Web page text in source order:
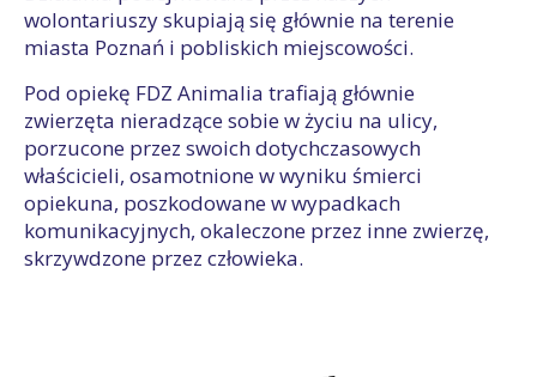
wolontariuszy skupiają się głównie na terenie
miasta Poznań i pobliskich miejscowości.
Pod opiekę FDZ Animalia trafiają głównie
zwierzęta nieradzące sobie w życiu na ulicy,
porzucone przez swoich dotychczasowych
właścicieli, osamotnione w wyniku śmierci
opiekuna, poszkodowane w wypadkach
komunikacyjnych, okaleczone przez inne zwierzę,
skrzywdzone przez człowieka.